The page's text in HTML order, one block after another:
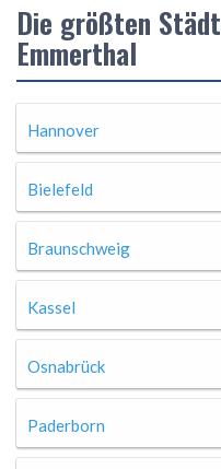
Die größten
Emmerthal
Hannover
Bielefeld
Braunschweig
Kassel
Osnabrück
Paderborn